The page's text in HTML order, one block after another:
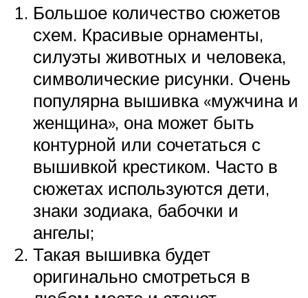
Большое количество сюжетов
схем. Красивые орнаменты,
силуэты животных и человека,
символические рисунки. Очень
популярна вышивка «мужчина и
женщина», она может быть
контурной или сочетаться с
вышивкой крестиком. Часто в
сюжетах используются дети,
знаки зодиака, бабочки и
ангелы;
Такая вышивка будет
оригинально смотреться в